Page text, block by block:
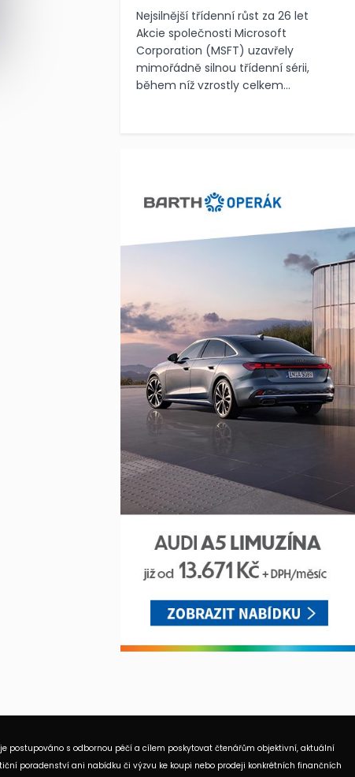
Nejsilnější třídenní růst za 26 let
Akcie společnosti Microsoft
Corporation (MSFT) uzavřely
mimořádně silnou třídenní sérii,
během níž vzrostly celkem...
postupováno s odbornou péčí a cílem poskytovat čtenářům objektivní, aktuální
poradenství ani nabídku či výzvu ke koupi nebo prodeji konkrétních finančních